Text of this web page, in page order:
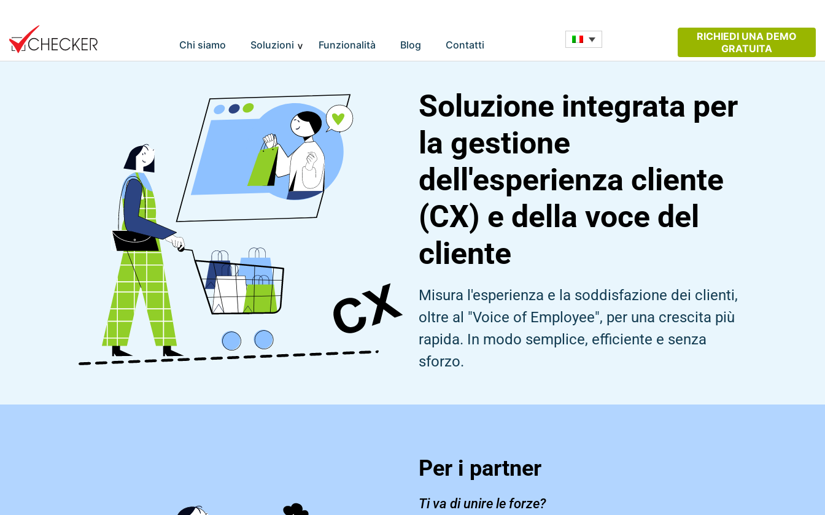
Chi siamo Soluzioni Funzionalità Blog Contatti
RICHIEDI UNA DEMO
GRATUITA
Soluzione integrata per
la gestione
dell'esperienza cliente
(CX) e della voce del
cliente
Misura l'esperienza e la soddisfazione dei clienti,
oltre al "Voice of Employee", per una crescita più
rapida. In modo semplice, efficiente e senza
sforzo.
Per i partner
Ti va di unire le forze?